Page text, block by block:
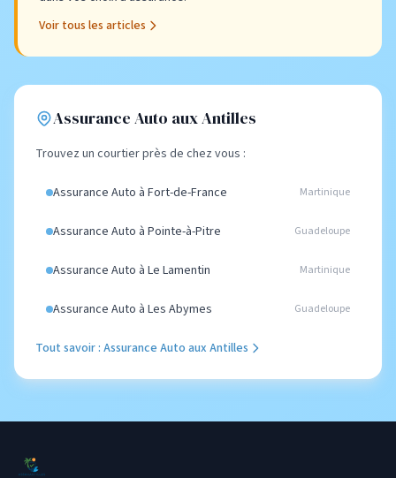
Voir tous les articles
Assurance Auto aux Antilles
Trouvez un courtier près de chez vous :
Assurance Auto à Fort-de-France Martinique
Assurance Auto à Pointe-à-Pitre Guadeloupe
Assurance Auto à Le Lamentin Martinique
Assurance Auto à Les Abymes Guadeloupe
Tout savoir : Assurance Auto aux Antilles